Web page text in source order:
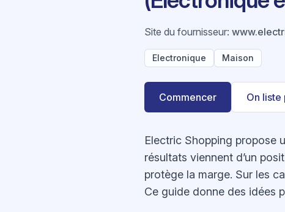
Site du fournisseur:
Electronique Maison
Commencer On liste
Electric Shopping propose
résultats viennent d’un
protège la marge. Sur les
Ce guide donne des idées